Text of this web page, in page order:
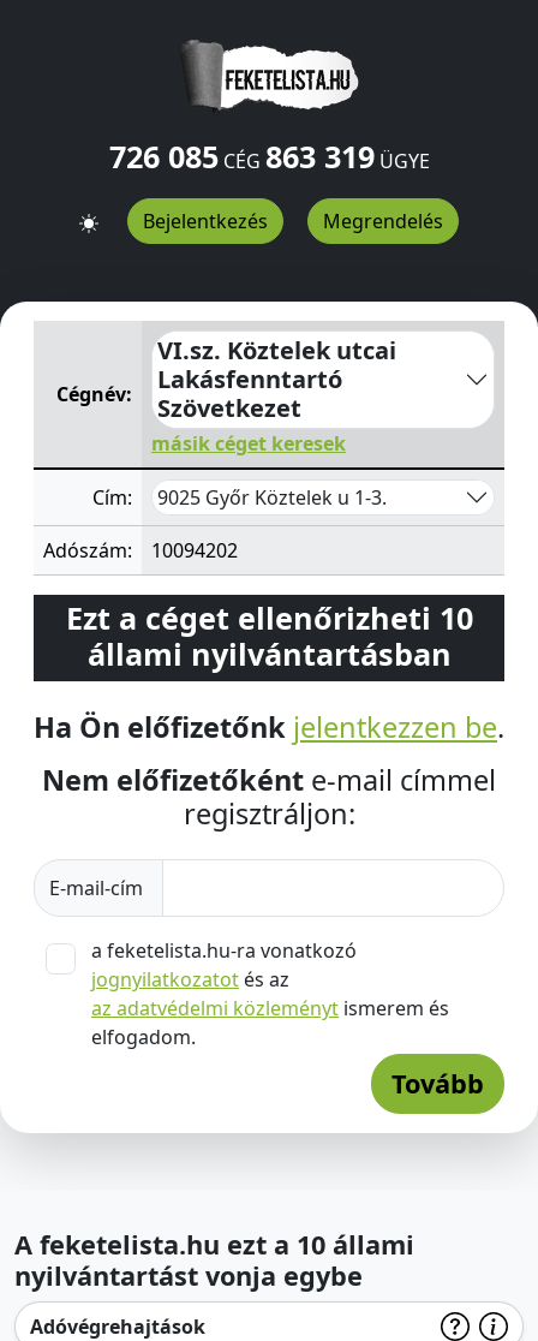
726 085CÉG 863 319ÜGYE
Bejelentkezés Megrendelés
VI.sz. Köztelek utcai Lakásfenntartó Szövetkezet
Cégnév:
VI.sz. Köztelek utcai
Lakásfenntartó
Szövetkezet
másik céget keresek
Cím: 9025 Győr Köztelek u 1-3.
Adószám: 10094202
Ezt a céget ellenőrizheti 10
állami nyilvántartásban
Ha Ön előfizetőnk jelentkezzen be.
Nem előfizetőként e-mail címmel
regisztráljon:
E-mail-cím
a feketelista.hu-ra vonatkozó
jognyilatkozatot és az
az adatvédelmi közleményt ismerem és
elfogadom.
Tovább
A feketelista.hu ezt a 10 állami
nyilvántartást vonja egybe
Adóvégrehajtások